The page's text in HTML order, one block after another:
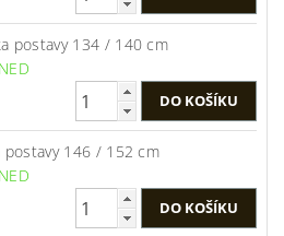
postavy 134 / 140 cm
postavy 146 / 152 cm